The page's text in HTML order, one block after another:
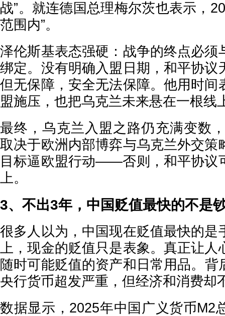
战”。就连德国总理梅尔茨也表示，
范围内”。
泽伦斯基表态强硬：战争的终点必须
绑定。没有明确入盟日期，和平协议
但无保障，安全无法保障。他用时间
盟施压，也把乌克兰未来悬在一根线
最终，乌克兰入盟之路仍充满变数
取决于欧洲内部博弈与乌克兰外交策
目标逼欧盟行动——否则，和平协议
上。
3、不出3年，中国贬值最快的不是
很多人以为，中国现在贬值最快的是
上，现金的贬值只是表象。真正让人
随时可能贬值的资产和日常用品。
央行货币超发严重，但经济和消费却
数据显示，2025年中国广义货币M2